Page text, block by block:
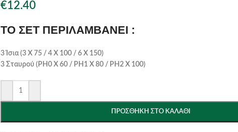
€12.40
ΤΟ ΣΕΤ ΠΕΡΙΛΑΜΒΑΝΕΙ :
3 Ίσια (3 Χ 75 / 4 Χ 100 / 6 Χ 150)
3 Σταυρού (ΡΗ0 Χ 60 / ΡΗ1 Χ 80 / ΡΗ2 Χ 100)
ΠΡΟΣΘΉΚΗ ΣΤΟ ΚΑΛΆΘΙ